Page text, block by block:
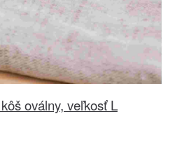
oválny, veľkosť L